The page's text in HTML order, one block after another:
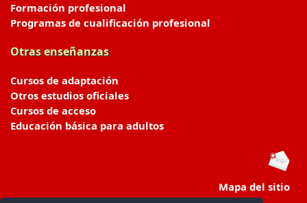
Formación profesional
Programas de cualificación profesional
Otras enseñanzas
Cursos de adaptación
Otros estudios oficiales
Cursos de acceso
Educación básica para adultos
Mapa del sitio